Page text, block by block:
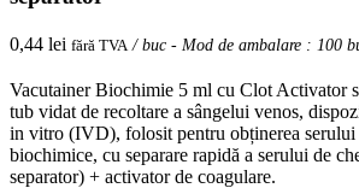
0,44 lei fără TVA/ buc - Mod de ambalare : 100
Vacutainer Biochimie 5 ml cu Clot Activator
tub vidat de recoltare a sângelui venos,
in vitro (IVD), folosit pentru obținerea serului
biochimice, cu separare rapidă a serului de
separator) + activator de coagulare.